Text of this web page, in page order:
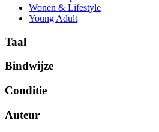
Wonen & Lifestyle
Young Adult
Taal
Bindwijze
Conditie
Auteur